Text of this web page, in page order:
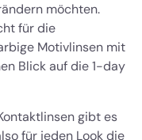
möchten.
für die
Motivlinsen mit
Blick auf die 1-day
gibt es
für jeden Look die